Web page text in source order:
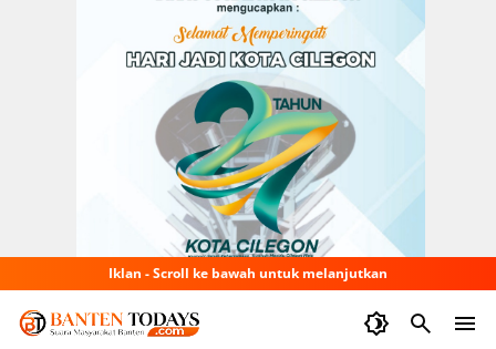
Iklan - Scroll ke bawah untuk melanjutkan